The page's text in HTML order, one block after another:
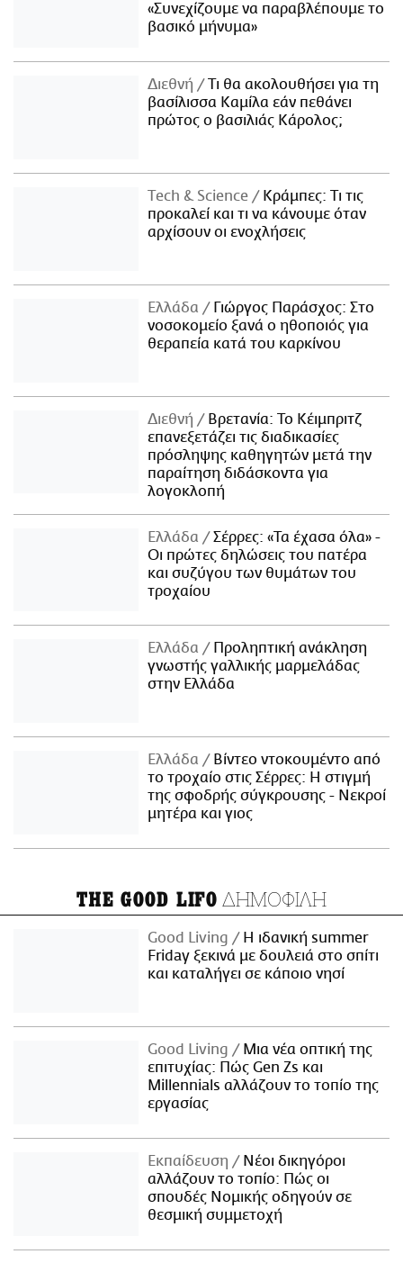
«Συνεχίζουμε να παραβλέπουμε το
βασικό μήνυμα»
Διεθνή
Τι θα ακολουθήσει για τη
βασίλισσα Καμίλα εάν πεθάνει
πρώτος ο βασιλιάς Κάρολος;
Τech & Science
Κράμπες: Τι τις
προκαλεί και τι να κάνουμε όταν
αρχίσουν οι ενοχλήσεις
Ελλάδα
Γιώργος Παράσχος: Στο
νοσοκομείο ξανά ο ηθοποιός για
θεραπεία κατά του καρκίνου
Διεθνή
Βρετανία: Το Κέιμπριτζ
επανεξετάζει τις διαδικασίες
πρόσληψης καθηγητών μετά την
παραίτηση διδάσκοντα για
λογοκλοπή
Ελλάδα
Σέρρες: «Τα έχασα όλα» -
Οι πρώτες δηλώσεις του πατέρα
και συζύγου των θυμάτων του
τροχαίου
Ελλάδα
Προληπτική ανάκληση
γνωστής γαλλικής μαρμελάδας
στην Ελλάδα
Ελλάδα
Βίντεο ντοκουμέντο από
το τροχαίο στις Σέρρες: Η στιγμή
της σφοδρής σύγκρουσης - Νεκροί
μητέρα και γιος
THE GOOD LIFO ΔΗΜΟΦΙΛΗ
Good Living
Η ιδανική summer
Friday ξεκινά με δουλειά στο σπίτι
και καταλήγει σε κάποιο νησί
Good Living
Μια νέα οπτική της
επιτυχίας: Πώς Gen Zs και
Millennials αλλάζουν το τοπίο της
εργασίας
Εκπαίδευση
Νέοι δικηγόροι
αλλάζουν το τοπίο: Πώς οι
σπουδές Νομικής οδηγούν σε
θεσμική συμμετοχή